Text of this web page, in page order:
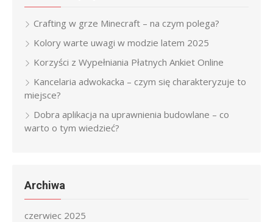
Crafting w grze Minecraft – na czym polega?
Kolory warte uwagi w modzie latem 2025
Korzyści z Wypełniania Płatnych Ankiet Online
Kancelaria adwokacka – czym się charakteryzuje to
miejsce?
Dobra aplikacja na uprawnienia budowlane – co
warto o tym wiedzieć?
Archiwa
czerwiec 2025